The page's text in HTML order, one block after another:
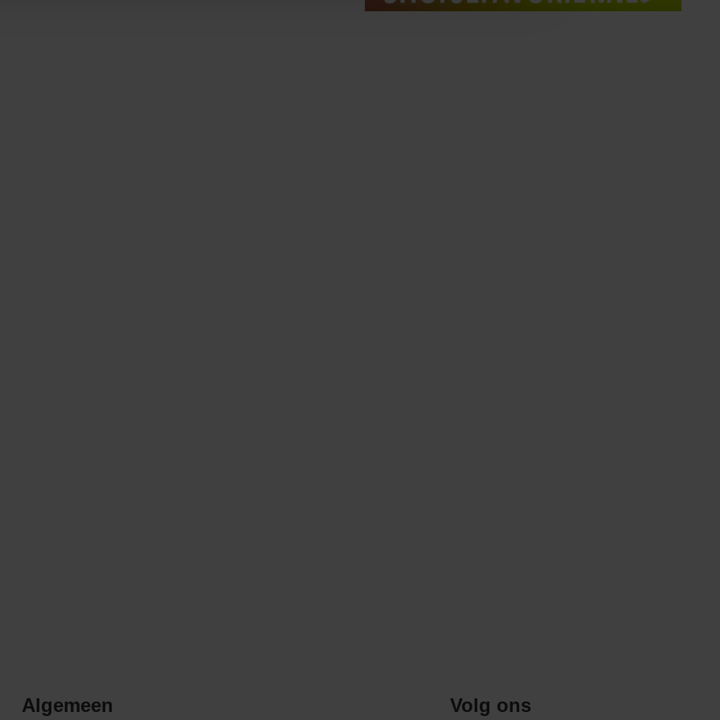
Algemeen Volg ons